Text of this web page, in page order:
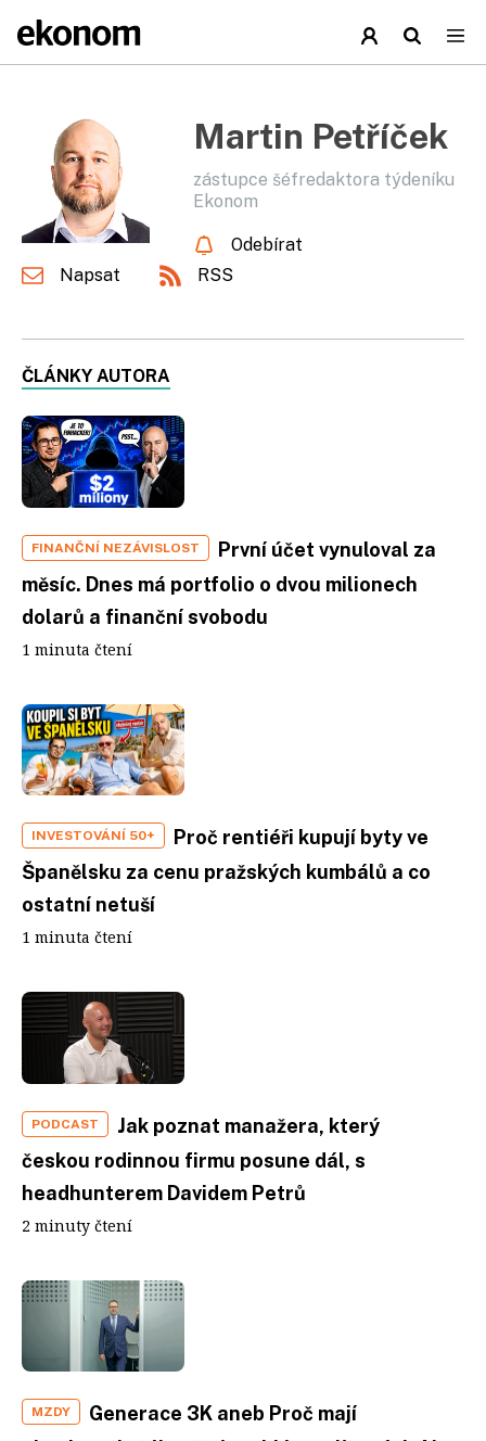
Martin Petříček
zástupce šéfredaktora týdeníku
Ekonom
Odebírat
Napsat
RSS
ČLÁNKY AUTORA
FINANČNÍ NEZÁVISLOST
První účet vynuloval za
měsíc. Dnes má portfolio o dvou milionech
dolarů a finanční svobodu
1 minuta čtení
INVESTOVÁNÍ 50+
Proč rentiéři kupují byty ve
Španělsku za cenu pražských kumbálů a co
ostatní netuší
1 minuta čtení
PODCAST
Jak poznat manažera, který
českou rodinnou firmu posune dál, s
headhunterem Davidem Petrů
2 minuty čtení
MZDY
Generace 3K aneb Proč mají